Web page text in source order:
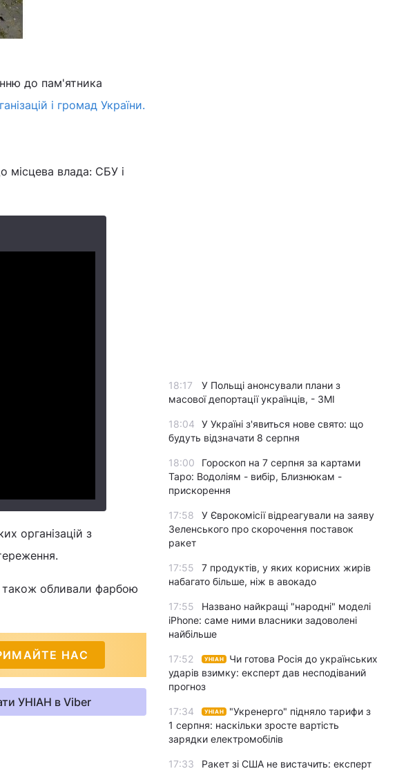
до пам'ятника
і громад України.
місцева влада: СБУ і
організацій з
також обливали фарбою
НАС
УНІАН в Viber
18:17
У Польщі анонсували плани з
масової депортації українців, - ЗМІ
18:04
У Україні з'явиться нове свято: що
будуть відзначати 8 серпня
18:00
Гороскоп на 7 серпня за картами
Таро: Водоліям - вибір, Близнюкам -
прискорення
17:58
У Єврокомісії відреагували на заяву
Зеленського про скорочення поставок
ракет
17:55
7 продуктів, у яких корисних жирів
набагато більше, ніж в авокадо
17:55
Названо найкращі "народні" моделі
iPhone: саме ними власники задоволені
найбільше
17:52 УНІАН
Чи готова Росія до українських
ударів взимку: експерт дав несподіваний
прогноз
17:34 УНІАН
"Укренерго" підняло тарифи з
1 серпня: наскільки зросте вартість
зарядки електромобілів
17:33
Ракет зі США не вистачить: експерт